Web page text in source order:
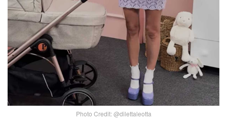
Photo Credit: @dilettaleotta